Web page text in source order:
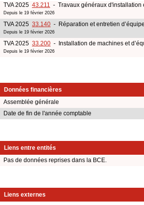
TVA 2025 43.211 - Travaux généraux d'installation
Depuis le 19 février 2026
TVA 2025 33.140 - Réparation et entretien
Depuis le 19 février 2026
TVA 2025 33.200 - Installation de machines et
Depuis le 19 février 2026
Données financières
Assemblée générale
Date de fin de l'année comptable
Liens entre entités
Pas de données reprises dans la BCE.
Liens externes